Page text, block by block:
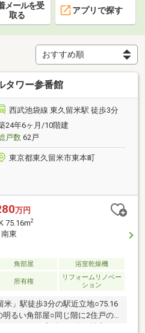
メールを受
取る
アプリで探す
タワー参番館
西武池袋線 東久留米駅 徒歩3分
24年6ヶ月/10階建
戸数62戸
東京都東久留米市東本町
万円
75.16m2
東
角部屋 浴室乾燥機
所有権
リフォームリノベー
ション
米」駅徒歩3分の駅近立地○75.16
明るい角部屋○同じ階に2住戸の